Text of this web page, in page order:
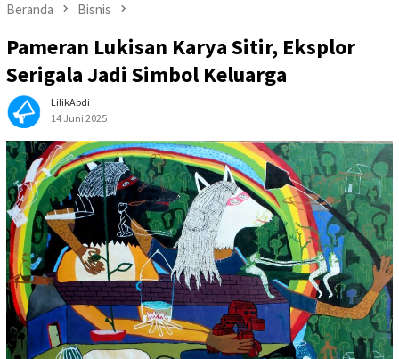
Beranda Bisnis
Pameran Lukisan Karya Sitir, Eksplor
Serigala Jadi Simbol Keluarga
LilikAbdi
14 Juni 2025